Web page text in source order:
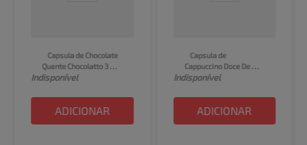
Capsula de Chocolate
Quente Chocolatto 3
Corações 10 unid
Indisponível
ADICIONAR
Capsula de
Cappuccino Doce De
Leite 3 Corações 10 unid
Indisponível
ADICIONAR